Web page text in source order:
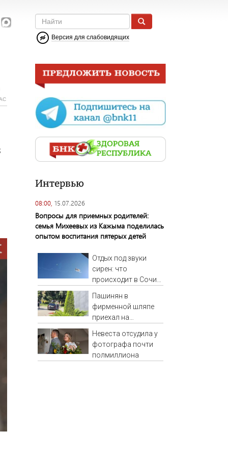
Версия для слабовидящих
Интервью
08:00, 15.07.2026
Вопросы для приемных родителей:
семья Михеевых из Кажыма поделилась
опытом воспитания пятерых детей
Отдых под звуки
сирен: что
происходит в Сочи
массированных
атак беспилотников
Пашинян в
фирменной шляпе
приехал на
Межправсовета
ЕАЭС
Невеста отсудила у
фотографа почти
полмиллиона